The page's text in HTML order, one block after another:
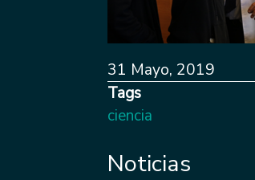
31 Mayo, 2019
Tags
ciencia
Noticias